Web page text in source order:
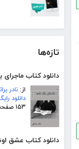
تازه‌ها
دانلود کتاب ماجرای
از: نادر
دانلود
۱۵۳ صفحه
دانلود کتاب عشق